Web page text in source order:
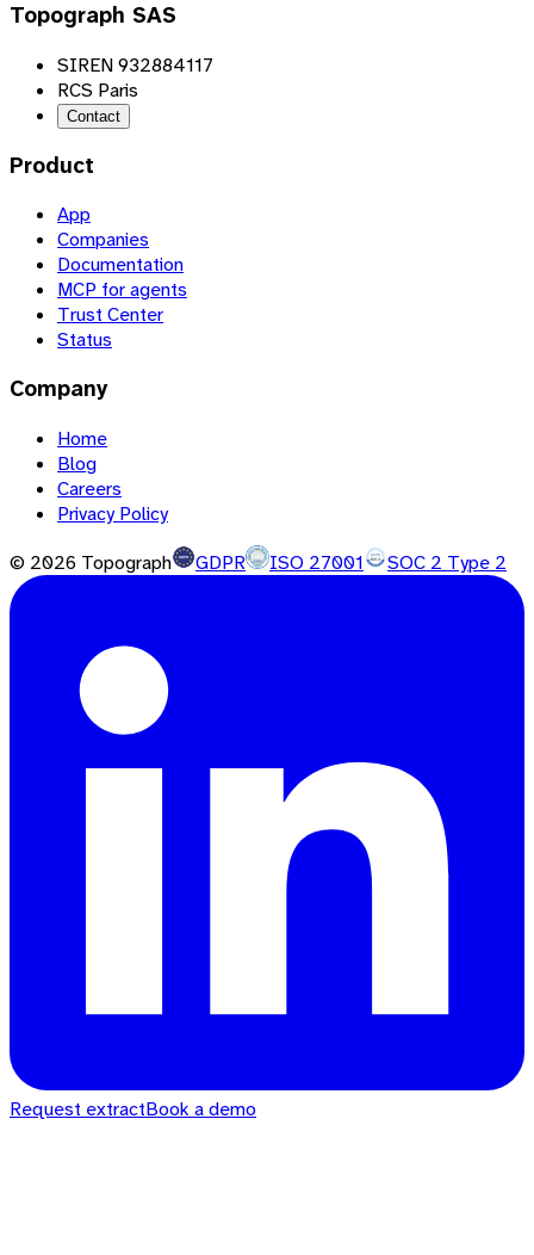
Topograph SAS
SIREN 932884117
RCS Paris
Contact
Product
App
Companies
Documentation
MCP for agents
Trust Center
Status
Company
Home
Blog
Careers
Privacy Policy
© 2026 Topograph GDPR ISO 27001 SOC 2 Type 2
Request extractBook a demo